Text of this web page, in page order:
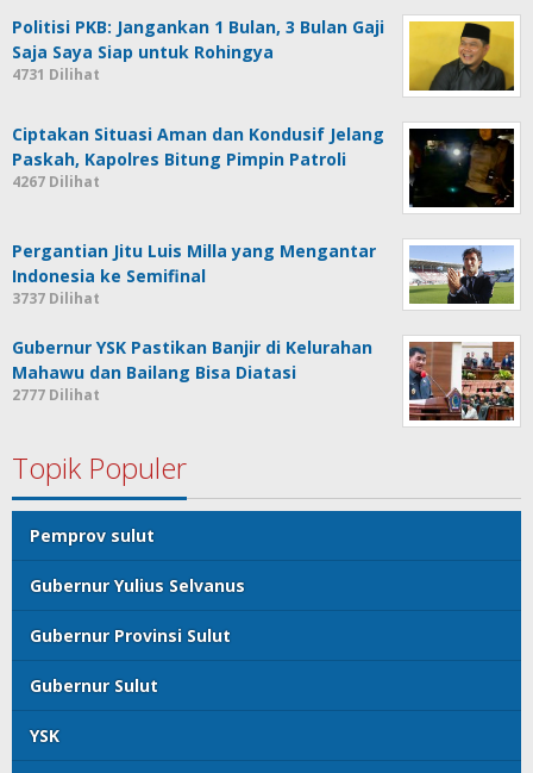
Politisi PKB: Jangankan 1 Bulan, 3 Bulan Gaji
Saja Saya Siap untuk Rohingya
4731 Dilihat
Ciptakan Situasi Aman dan Kondusif Jelang
Paskah, Kapolres Bitung Pimpin Patroli
4267 Dilihat
Pergantian Jitu Luis Milla yang Mengantar
Indonesia ke Semifinal
3737 Dilihat
Gubernur YSK Pastikan Banjir di Kelurahan
Mahawu dan Bailang Bisa Diatasi
2777 Dilihat
Topik Populer
Pemprov sulut
Gubernur Yulius Selvanus
Gubernur Provinsi Sulut
Gubernur Sulut
YSK